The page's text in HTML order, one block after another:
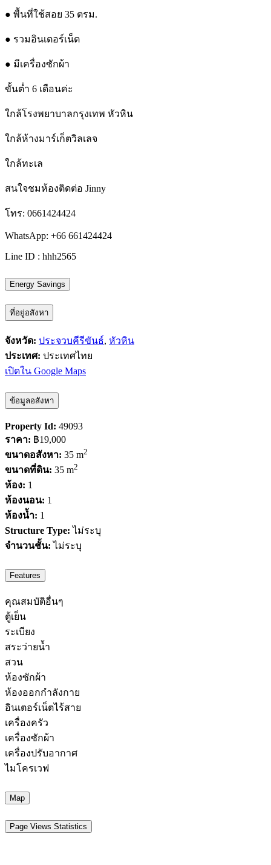
● พื้นที่ใช้สอย 35 ตรม.
● รวมอินเตอร์เน็ต
● มีเครื่องซักผ้า
ขั้นต่ำ 6 เดือนค่ะ
ใกล้โรงพยาบาลกรุงเทพ หัวหิน
ใกล้ห้างมาร์เก็ตวิลเลจ
ใกล้ทะเล
สนใจชมห้องติดต่อ Jinny
โทร: 0661424424
WhatsApp: +66 661424424
Line ID : hhh2565
Energy Savings
ที่อยู่อสังหา
จังหวัด: ประจวบคีรีขันธ์, หัวหิน
ประเทศ: ประเทศไทย
เปิดใน Google Maps
ข้อมูลอสังหา
Property Id: 49093
ราคา: ฿19,000
ขนาดอสังหา: 35 m2
ขนาดที่ดิน: 35 m2
ห้อง: 1
ห้องนอน: 1
ห้องน้ำ: 1
Structure Type: ไม่ระบุ
จำนวนชั้น: ไม่ระบุ
Features
คุณสมบัติอื่นๆ
ตู้เย็น
ระเบียง
สระว่ายน้ำ
สวน
ห้องซักผ้า
ห้องออกกำลังกาย
อินเตอร์เน็ตไร้สาย
เครื่องครัว
เครื่องซักผ้า
เครื่องปรับอากาศ
ไมโครเวฟ
Map
Page Views Statistics